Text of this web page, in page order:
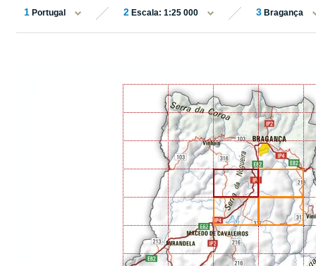
1 Portugal 2 Escala: 1:25 000 3 Bragança